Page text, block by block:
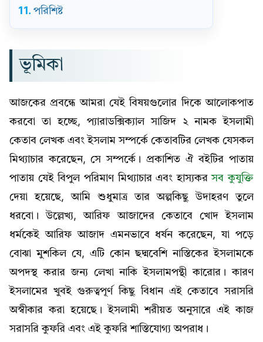
11. পরিশিষ্ট
ভূমিকা
আজকের প্রবন্ধে আমরা যেই বিষয়গুলোর দিকে আলোকপাত
করবো তা হচ্ছে, প্যারাডক্সিক্যাল সাজিদ ২ নামক ইসলামী
কেতাব লেখক এবং ইসলাম সম্পর্কে কেতাবটির লেখক যেসকল
মিথ্যাচার করেছেন, সে সম্পর্কে। প্রকাশিত ঐ বইটির পাতায়
পাতায় যেই বিপুল পরিমাণ মিথ্যাচার এবং হাস্যকরসব কুযুক্তি
দেয়া হয়েছে, আমি শুধুমাত্র তার অল্পকিছু উদাহরণ তুলে
ধরবো। উল্লেখ্য, আরিফ আজাদের কেতাবে খোদ ইসলাম
ধর্মকেই আরিফ আজাদ এমনভাবে ধর্ষন করেছেন, যা পড়ে
বোঝা মুশকিল যে, এটি কোন ছদ্মবেশি নাস্তিকের ইসলামকে
অপদস্থ করার জন্য লেখা নাকি ইসলামপন্থী কারোর। কারণ
ইসলামের খুবই গুরুত্বপূর্ণ কিছু বিধান এই কেতাবে সরাসরি
অস্বীকার করা হয়েছে। ইসলামী শরীয়ত অনুসারে এই কাজ
সরাসরি কুফরি এবং এই কুফরি শাস্তিযোগ্য অপরাধ।